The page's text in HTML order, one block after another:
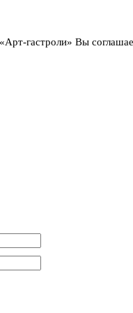
гастроли» Вы